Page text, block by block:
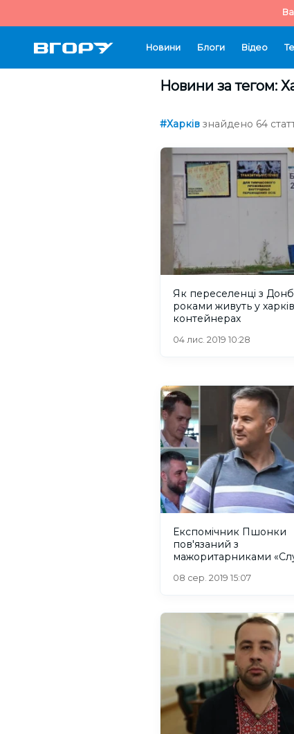
Новини Блоги Відео
Новини за тегом:
#Харків знайдено 64
Як переселенці з
роками живуть у
контейнерах
04 лис. 2019 10:28
Експомічник Пшонки
пов'язаний з
мажоритарниками
розслідування
08 сер. 2019 15:07